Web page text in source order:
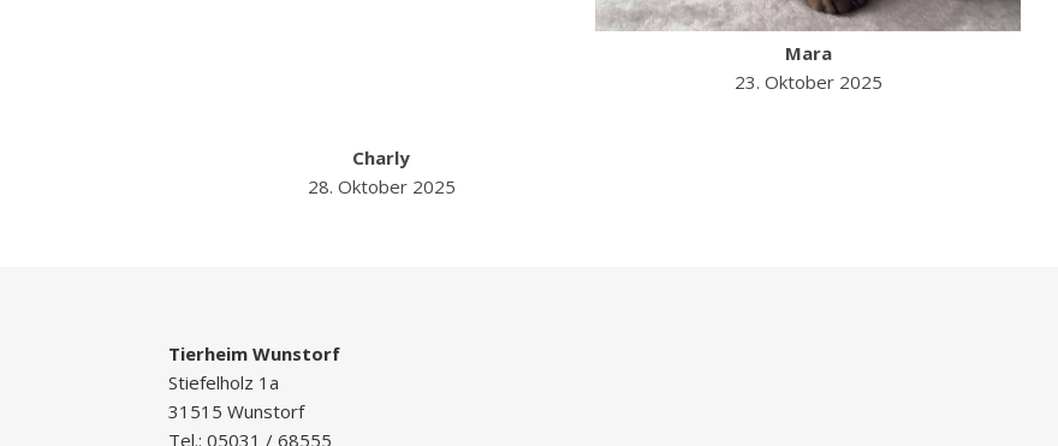
Mara
23. Oktober 2025
Charly
28. Oktober 2025
Tierheim Wunstorf
Stiefelholz 1a
31515 Wunstorf
Tel.: 05031 / 68555